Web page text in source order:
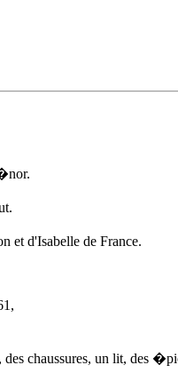
d'Isabelle de France.
chaussures, un lit, des